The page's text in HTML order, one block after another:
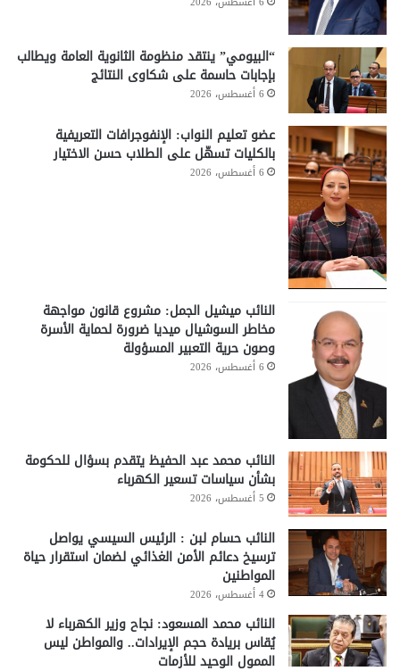
“البيومي” ينتقد منظومة الثانوية العامة ويطالب
بإجابات حاسمة على شكاوى النتائج
6 أغسطس، 2026
عضو تعليم النواب: الإنفوجرافات التعريفية
بالكليات تسهّل على الطلاب حسن الاختيار
6 أغسطس، 2026
النائب ميشيل الجمل: مشروع قانون مواجهة
مخاطر السوشيال ميديا ضرورة لحماية الأسرة
وصون حرية التعبير المسؤولة
6 أغسطس، 2026
النائب محمد عبد الحفيظ يتقدم بسؤال للحكومة
بشأن سياسات تسعير الكهرباء
5 أغسطس، 2026
النائب حسام لبن : الرئيس السيسي يواصل
ترسيخ دعائم الأمن الغذائي لضمان استقرار حياة
المواطنين
4 أغسطس، 2026
النائب محمد المسعود: نجاح وزير الكهرباء لا
يُقاس بريادة حجم الإيرادات.. والمواطن ليس
الممول الوحيد للأزمات